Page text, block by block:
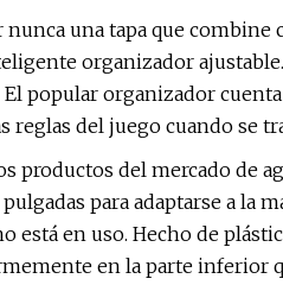
nunca una tapa que
organizador
popular organizador
reglas del juego cuando se
productos del mercado de
para adaptarse a la
en uso. Hecho de
en la parte inferior